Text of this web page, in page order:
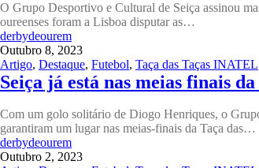
O Grupo Desportivo e Cultural de Seiça assinou
oureenses foram a Lisboa disputar as…
derbydeourem
Outubro 8, 2023
Artigo, Destaque, Futebol, Taça das Taças INATEL
Seiça já está nas meias finais
Com um golo solitário de Diogo Henriques, o
garantiram um lugar nas meias-finais da Taça das…
derbydeourem
Outubro 2, 2023